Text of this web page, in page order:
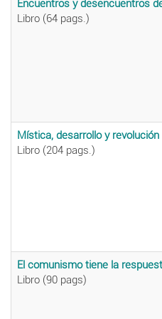
Encuentros y desencuentros
Libro (64 pags.)
Mística, desarrollo y revolución
Libro (204 pags.)
El comunismo tiene la
Libro (90 pags)